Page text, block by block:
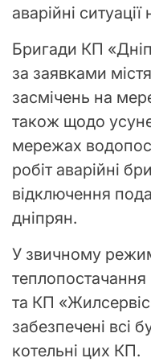
аварійні
Бригади КП
за заявками
засмічень на
також щодо
мережах
робіт аварійні
відключення
дніпрян.
У звичному
та КП
забезпечені всі
котельні цих КП.